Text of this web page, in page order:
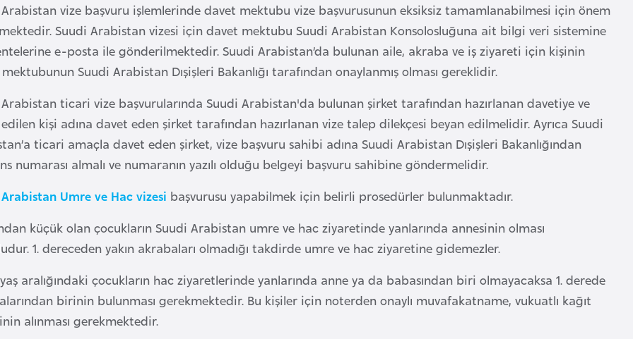
vize başvuru işlemlerinde davet mektubu vize başvurusunun eksiksiz tamamlanabilmesi için önem
Suudi Arabistan vizesi için davet mektubu Suudi Arabistan Konsolosluğuna ait bilgi veri sistemine
e-posta ile gönderilmektedir. Suudi Arabistan’da bulunan aile, akraba ve iş ziyareti için kişinin
Suudi Arabistan Dışişleri Bakanlığı tarafından onaylanmış olması gereklidir.
ticari vize başvurularında Suudi Arabistan'da bulunan şirket tarafından hazırlanan davetiye ve
kişi adına davet eden şirket tarafından hazırlanan vize talep dilekçesi beyan edilmelidir. Ayrıca Suudi
ticari amaçla davet eden şirket, vize başvuru sahibi adına Suudi Arabistan Dışişleri Bakanlığından
numarası almalı ve numaranın yazılı olduğu belgeyi başvuru sahibine göndermelidir.
Umre ve Hac vizesi başvurusu yapabilmek için belirli prosedürler bulunmaktadır.
küçük olan çocukların Suudi Arabistan umre ve hac ziyaretinde yanlarında annesinin olması
1. dereceden yakın akrabaları olmadığı takdirde umre ve hac ziyaretine gidemezler.
aralığındaki çocukların hac ziyaretlerinde yanlarında anne ya da babasından biri olmayacaksa 1. derede
birinin bulunması gerekmektedir. Bu kişiler için noterden onaylı muvafakatname, vukuatlı kağıt
alınması gerekmektedir.